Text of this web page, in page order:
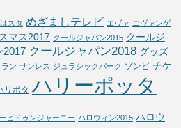
スタ めざましテレビ エヴァ エヴァンゲ
マス2017 クールジャパン2015 クールジ
2017 クールジャパン2018 グッズ
ン サンレス ジュラシックパーク ゾンビ チケ
リポタ ハリーポッタ
ビドゥンジャーニー ハロウィン2015 ハロウ